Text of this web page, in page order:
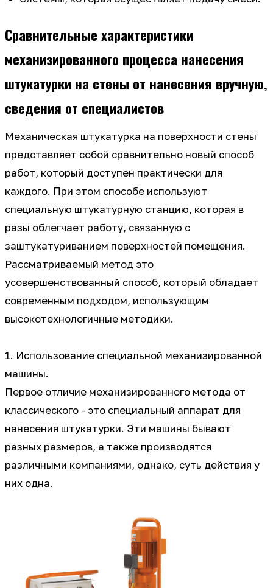
Сравнительные характеристики
механизированного процесса нанесения
штукатурки на стены от нанесения вручную,
сведения от специалистов
Механическая штукатурка на поверхности стены
представляет собой сравнительно новый способ
работ, который доступен практически для
каждого. При этом способе используют
специальную штукатурную станцию, которая в
разы облегчает работу, связанную с
заштукатуриванием поверхностей помещения.
Рассматриваемый метод это
усовершенствованный способ, который обладает
современным подходом, использующим
высокотехнологичные методики.
1. Использование специальной механизированной
машины.
Первое отличие механизированного метода от
классического - это специальный аппарат для
нанесения штукатурки. Эти машины бывают
разных размеров, а также производятся
различными компаниями, однако, суть действия у
них одна.